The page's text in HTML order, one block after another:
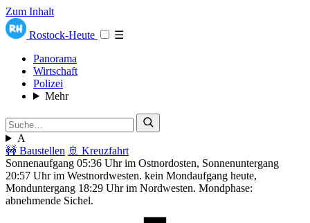
Zum Inhalt
Rostock-Heute
☰
Panorama
Wirtschaft
Polizei
Mehr
A
🚧 Baustellen 🚢 Kreuzfahrt
Sonnenaufgang 05:36 Uhr im Ostnordosten, Sonnenuntergang
20:57 Uhr im Westnordwesten. kein Mondaufgang heute,
Monduntergang 18:29 Uhr im Nordwesten. Mondphase:
abnehmende Sichel.